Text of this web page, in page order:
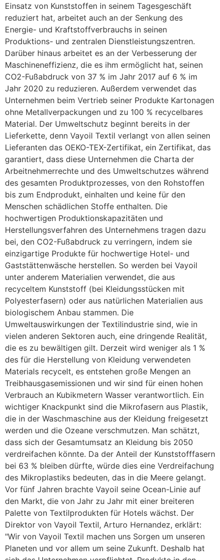
Einsatz von Kunststoffen in seinem Tagesgeschäft
reduziert hat, arbeitet auch an der Senkung des
Energie- und Kraftstoffverbrauchs in seinen
Produktions- und zentralen Dienstleistungszentren.
Darüber hinaus arbeitet es an der Verbesserung der
Maschineneffizienz, die es ihm ermöglicht hat, seinen
CO2-Fußabdruck von 37 % im Jahr 2017 auf 6 % im
Jahr 2020 zu reduzieren. Außerdem verwendet das
Unternehmen beim Vertrieb seiner Produkte Kartonagen
ohne Metallverpackungen und zu 100 % recycelbares
Material. Der Umweltschutz beginnt bereits in der
Lieferkette, denn Vayoil Textil verlangt von allen seinen
Lieferanten das OEKO-TEX-Zertifikat, ein Zertifikat, das
garantiert, dass diese Unternehmen die Charta der
Arbeitnehmerrechte und des Umweltschutzes während
des gesamten Produktprozesses, von den Rohstoffen
bis zum Endprodukt, einhalten und keine für den
Menschen schädlichen Stoffe enthalten. Die
hochwertigen Produktionskapazitäten und
Herstellungsverfahren des Unternehmens tragen dazu
bei, den CO2-Fußabdruck zu verringern, indem sie
einzigartige Produkte für hochwertige Hotel- und
Gaststättenwäsche herstellen. So werden bei Vayoil
unter anderem Materialien verwendet, die aus
recyceltem Kunststoff (bei Kleidungsstücken mit
Polyesterfasern) oder aus natürlichen Materialien aus
biologischem Anbau stammen. Die
Umweltauswirkungen der Textilindustrie sind, wie in
vielen anderen Sektoren auch, eine dringende Realität,
die es zu bewältigen gilt. Derzeit wird weniger als 1 %
des für die Herstellung von Kleidung verwendeten
Materials recycelt, es entstehen große Mengen an
Treibhausgasemissionen und wir sind für einen hohen
Verbrauch an Kubikmetern Wasser verantwortlich. Ein
wichtiger Knackpunkt sind die Mikrofasern aus Plastik,
die in der Waschmaschine aus der Kleidung freigesetzt
werden und die Ozeane verschmutzen. Man schätzt,
dass sich der Gesamtumsatz an Kleidung bis 2050
verdreifachen könnte. Da der Anteil der Kunststofffasern
bei 63 % bleiben dürfte, würde dies eine Verdreifachung
des Mikroplastiks bedeuten, das in die Meere gelangt.
Vor fünf Jahren brachte Vayoil seine Ocean-Linie auf
den Markt, die von Jahr zu Jahr mit einer breiteren
Palette von Textilprodukten für Hotels wächst. Der
Direktor von Vayoil Textil, Arturo Hernandez, erklärt:
"Wir von Vayoil Textil machen uns Sorgen um unseren
Planeten und vor allem um seine Zukunft. Deshalb hat